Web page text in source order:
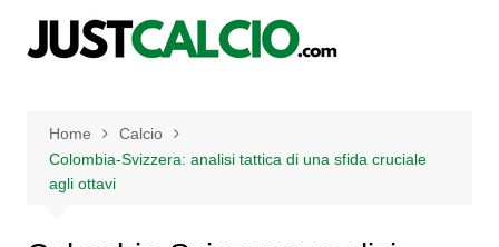
Home
Calcio
Colombia-Svizzera: analisi tattica di una sfida cruciale
agli ottavi